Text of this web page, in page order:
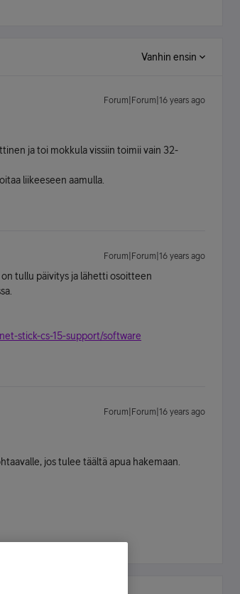
Vanhin ensin
Forum|Forum|16 years ago
ja toi mokkula vissiin toimii vain 32-
liikeeseen aamulla.
Forum|Forum|16 years ago
tullu päivitys ja lähetti osoitteen
stick-cs-15-support/software
Forum|Forum|16 years ago
jos tulee täältä apua hakemaan.